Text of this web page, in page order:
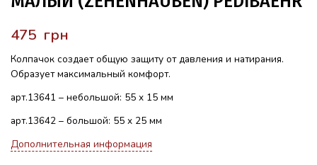
грн
Колпачок создает общую защиту от давления и натирания.
Образует максимальный комфорт.
арт.13641 – небольшой: 55 x 15 мм
арт.13642 – большой: 55 x 25 мм
Дополнительная информация